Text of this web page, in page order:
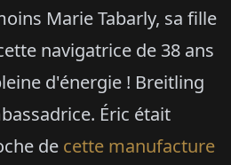
Marie Tabarly, sa fille
navigatrice de 38 ans
d'énergie ! Breitling
Éric était
de cette manufacture